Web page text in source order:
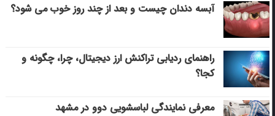
آبسه دندان چیست و بعد از چند روز خوب می‌ شود؟
راهنمای ردیابی تراکنش ارز دیجیتال، چرا، چگونه و
کجا؟
معرفی نمایندگی لباسشویی دوو در مشهد